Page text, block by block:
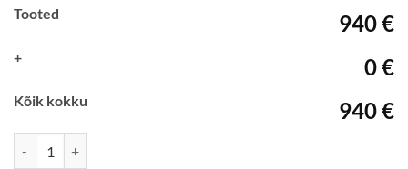
Tooted 940 €
+ 0 €
Kõik kokku 940 €